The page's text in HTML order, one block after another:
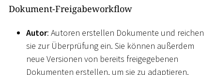
Dokument-Freigabeworkflow
Autor: Autoren erstellen Dokumente und reichen
sie zur Überprüfung ein. Sie können außerdem
neue Versionen von bereits freigegebenen
Dokumenten erstellen, um sie zu adaptieren.